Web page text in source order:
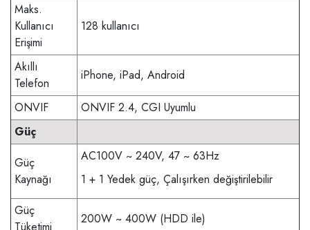
Maks.
Kullanıcı
Erişimi
128 kullanıcı
Akıllı
Telefon
iPhone, iPad, Android
ONVIF
ONVIF 2.4, CGI Uyumlu
Güç
Güç
Kaynağı
AC100V ~ 240V, 47 ~ 63Hz
1 + 1 Yedek güç, Çalışırken değiştirilebilir
Güç
Tüketimi
200W ~ 400W (HDD ile)